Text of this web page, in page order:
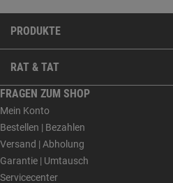
PRODUKTE
RAT & TAT
FRAGEN ZUM SHOP
Mein Konto
Bestellen | Bezahlen
Versand | Abholung
Garantie | Umtausch
Servicecenter